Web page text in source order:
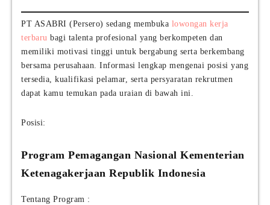
PT ASABRI (Persero) sedang membuka lowongan kerja
terbaru bagi talenta profesional yang berkompeten dan
memiliki motivasi tinggi untuk bergabung serta berkembang
bersama perusahaan. Informasi lengkap mengenai posisi yang
tersedia, kualifikasi pelamar, serta persyaratan rekrutmen
dapat kamu temukan pada uraian di bawah ini.
Posisi:
Program Pemagangan Nasional Kementerian
Ketenagakerjaan Republik Indonesia
Tentang Program :